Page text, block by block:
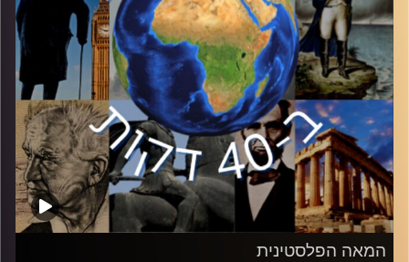
קרדיט תמונות:יוסי מצרי
המאה הפלסטינית